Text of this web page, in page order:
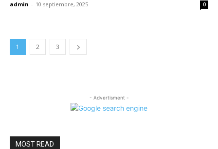
admin - 10 septiembre, 2025 0
1 2 3
- Advertisment -
MOST READ